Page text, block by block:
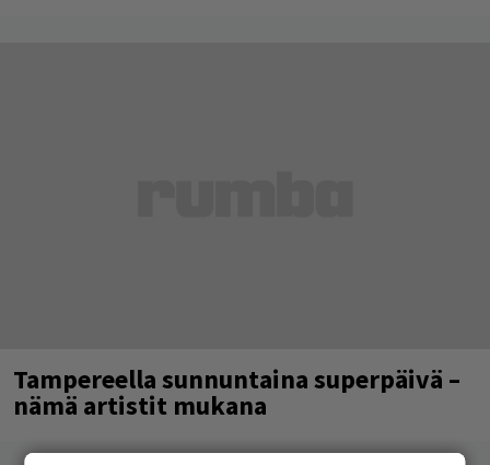
Tampereella sunnuntaina superpäivä –
nämä artistit mukana